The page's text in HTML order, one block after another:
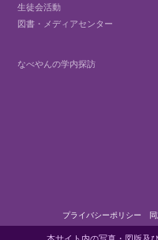
生徒会活動
図書・メディアセンター
なべやんの学内探訪
プライバシーポリシー